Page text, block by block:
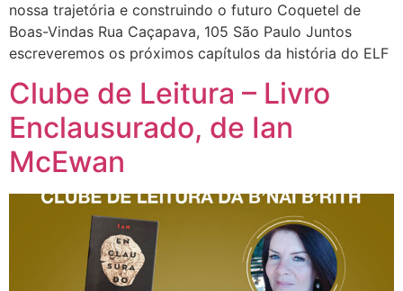
nossa trajetória e construindo o futuro Coquetel de
Boas-Vindas Rua Caçapava, 105 São Paulo Juntos
escreveremos os próximos capítulos da história do ELF
Clube de Leitura – Livro
Enclausurado, de Ian
McEwan